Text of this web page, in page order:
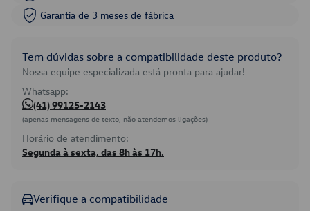
Garantia de 3 meses de fábrica
Tem dúvidas sobre a compatibilidade deste produto?
Nossa equipe especializada está pronta para ajudar!
Whatsapp:
(41) 99125-2143
(apenas mensagens de texto, não atendemos ligações)
Horário de atendimento:
Segunda à sexta, das 8h às 17h.
Verifique a compatibilidade